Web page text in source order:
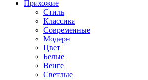
Прихожие
Стиль
Классика
Современные
Модерн
Цвет
Белые
Венге
Светлые